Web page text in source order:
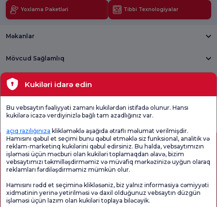
Yoxlama Paketləri Tibbi Texnologiyalar
Məkanlar
Mövcud Sağlamlıq
Tibbi bölmələr
Ümumi
Məmnuniyyət
Sorğusu
Məmnuniyyət
Sorğusunu
yoxlayın.
Promo
Kukiləri idarə edin
Bu vebsaytın fəaliyyəti zamanı kukilərdən istifadə olunur. Hansı
kukilərə icazə verdiyinizlə bağlı tam azadlığınız var.
açıq razılığınıza klikləməklə aşağıda ətraflı məlumat verilmişdir.
Hamısını qəbul et seçimi bunu qəbul etməklə siz funksional, analitik və
reklam-marketinq kukilərini qəbul edirsiniz. Bu halda, vebsaytımızın
işləməsi üçün məcburi olan kukiləri toplamaqdan əlavə, bizim
vebsaytımızı təkmilləşdirməmiz və müvafiq mərkəzinizə uyğun olaraq
reklamları fərdiləşdirməmiz mümkün olur.
Hamısını rədd et seçiminə klikləsəniz, biz yalnız informasiya cəmiyyəti
xidmətinin yerinə yetirilməsi və daxil olduğunuz vebsaytın düzgün
işləməsi üçün lazım olan kukiləri toplaya biləcəyik.